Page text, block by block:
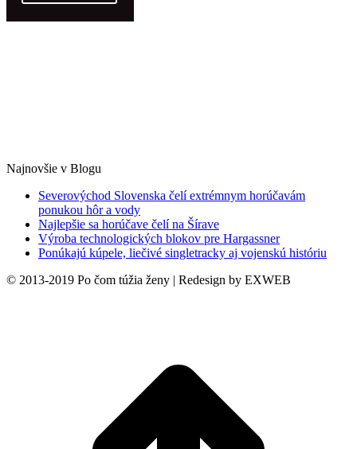
Najnovšie v Blogu
Severovýchod Slovenska čelí extrémnym horúčavám
ponukou hôr a vody
Najlepšie sa horúčave čelí na Šírave
Výroba technologických blokov pre Hargassner
Ponúkajú kúpele, liečivé singletracky aj vojenskú históriu
© 2013-2019 Po čom túžia ženy | Redesign by EXWEB